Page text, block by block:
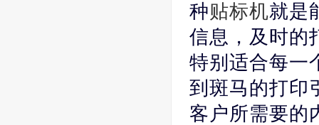
种贴标机就是
信息，及时的
特别适合每一
到斑马的打印
客户所需要的